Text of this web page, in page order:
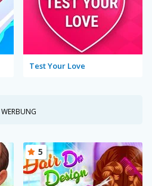
Test Your Love
WERBUNG
5